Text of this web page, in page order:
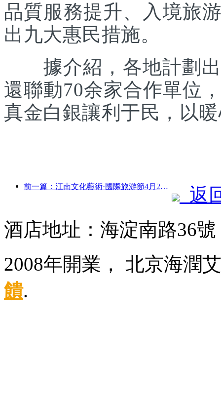
品質服務提升、入境旅
出九大惠民措施。
據介紹，各地計劃出
還聯動70余家合作單位
真金白銀讓利于民，以
前一篇：江南文化藝術·國際旅游節4月25日啟幕
返
酒店地址：海淀南路36
2008年開業， 北京海
饋.